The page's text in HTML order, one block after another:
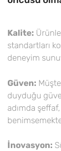
Kalite:
standartları
deneyim
Güven:
duyduğu
adımda
İnovasyon: